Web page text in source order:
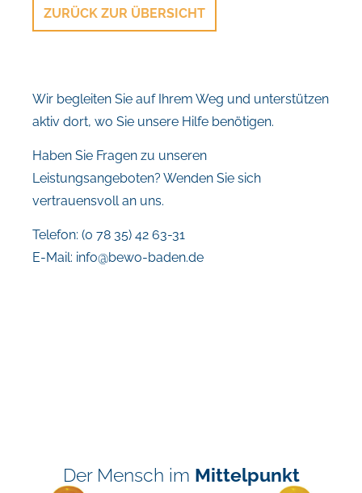
ZURÜCK ZUR ÜBERSICHT
Wir begleiten Sie auf Ihrem Weg und unterstützen
aktiv dort, wo Sie unsere Hilfe benötigen.
Haben Sie Fragen zu unseren
Leistungsangeboten? Wenden Sie sich
vertrauensvoll an uns.
Telefon: (0 78 35) 42 63-31
E-Mail: info@bewo-baden.de
Der Mensch im Mittelpunkt